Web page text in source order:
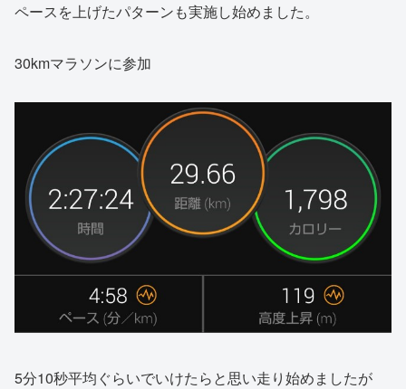
ペースを上げたパターンも実施し始めました。
30kmマラソンに参加
5分10秒平均ぐらいでいけたらと思い走り始めましたが